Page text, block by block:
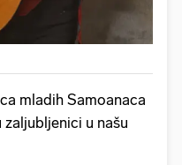
mladih Samoanaca
u našu